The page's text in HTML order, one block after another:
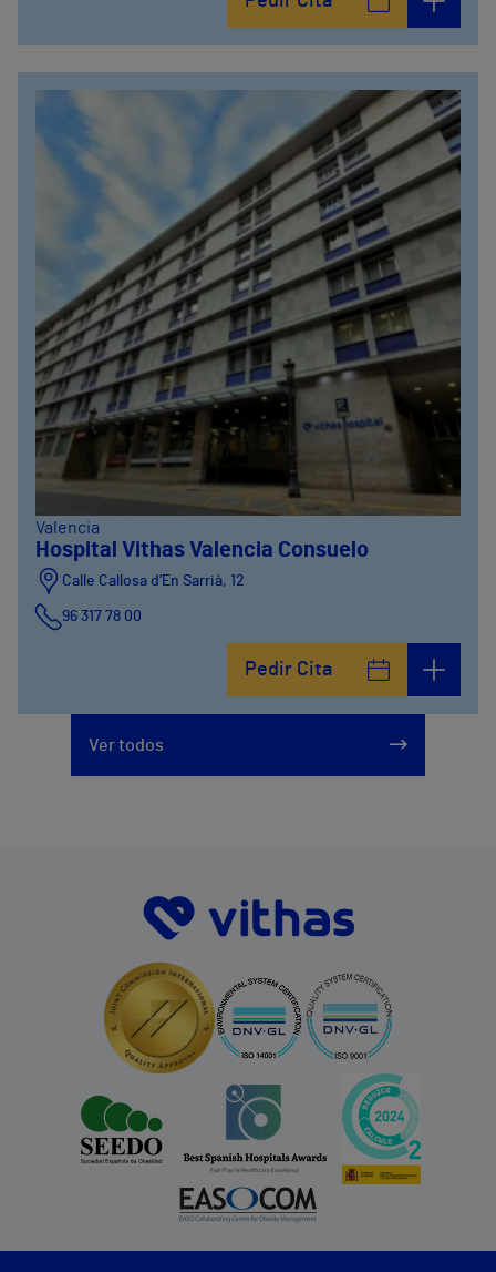
Valencia
Hospital Vithas Valencia Consuelo
Calle Callosa d’En Sarrià, 12
96 317 78 00
Pedir Cita
Ver todos